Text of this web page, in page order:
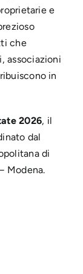
e
che
associazioni
in
2026, il
dal
di
Modena.